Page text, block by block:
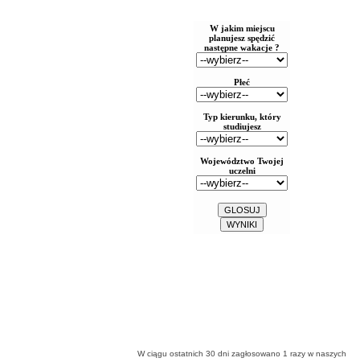
W ciągu ostatnich 30 dni zagłosowano 1 razy w naszych